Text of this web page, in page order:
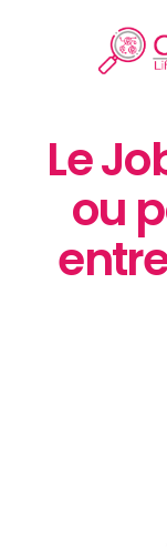
Le
ou